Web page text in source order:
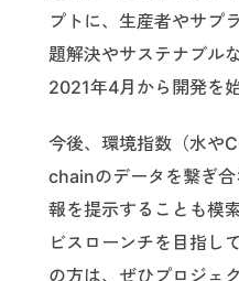
プトに、生産者やサプ
題解決やサステナブル
2021年4月から開発を
今後、環境指数（水や
chainのデータを繋ぎ
報を提示することも模
ビスローンチを目指し
の方は、ぜひプロジェ